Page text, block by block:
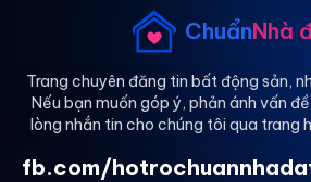
ChuẩnNhà
Trang chuyên đăng tin bất động sản,
Nếu bạn muốn góp ý, phản ánh vấn
lòng nhắn tin cho chúng tôi qua trang
fb.com/